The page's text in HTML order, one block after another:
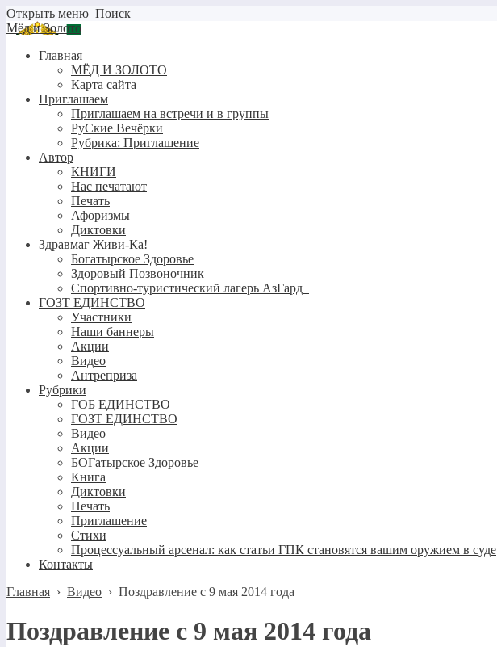
Открыть меню Поиск
Мёд и Золото
Главная
МЁД И ЗОЛОТО
Карта сайта
Приглашаем
Приглашаем на встречи и в группы
РуСкие Вечёрки
Рубрика: Приглашение
Автор
КНИГИ
Нас печатают
Печать
Афоризмы
Диктовки
Здравмаг Живи-Ка!
Богатырское Здоровье
Здоровый Позвоночник
Спортивно-туристический лагерь АзГард
ГОЗТ ЕДИНСТВО
Участники
Наши баннеры
Акции
Видео
Антреприза
Рубрики
ГОБ ЕДИНСТВО
ГОЗТ ЕДИНСТВО
Видео
Акции
БОГатырское Здоровье
Книга
Диктовки
Печать
Приглашение
Стихи
Процессуальный арсенал: как статьи ГПК становятся вашим оружием в суде
Контакты
Главная › Видео › Поздравление с 9 мая 2014 года
Поздравление с 9 мая 2014 года